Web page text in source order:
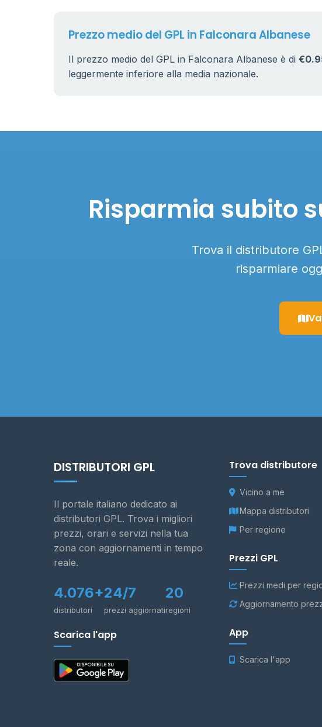
Prezzo medio del GPL in Falconara Albanese
Il prezzo medio del GPL in Falconara Albanese è di
leggermente inferiore alla media nazionale.
Risparmia subito
Trova il distributore
risparmiare
DISTRIBUTORI GPL
Il portale italiano dedicato ai
distributori GPL. Trova i migliori
prezzi, orari e servizi nella tua
zona con aggiornamenti in tempo
reale.
4.076+
distributori
24/7
prezzi aggiornati
20
regioni
Scarica l'app
Trova distributore
Vicino a me
Mappa distributori
Per regione
Prezzi GPL
Prezzi medi per
Aggiornamento
App
Scarica l'app